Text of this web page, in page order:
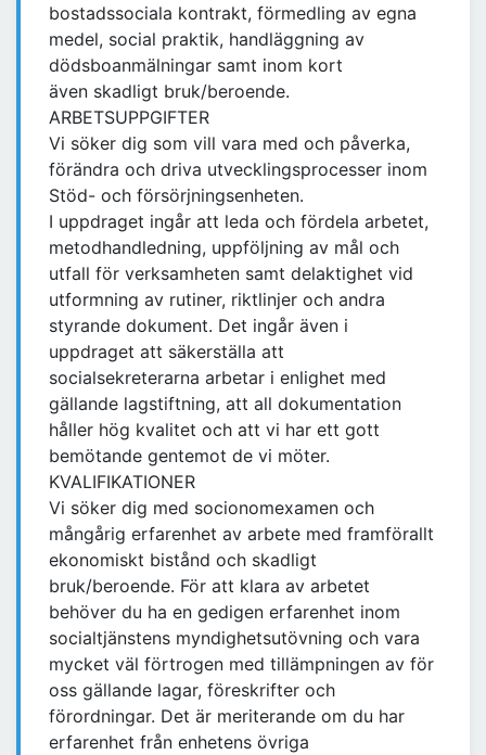
bostadssociala kontrakt, förmedling av egna
medel, social praktik, handläggning av
dödsboanmälningar samt inom kort
även skadligt bruk/beroende.
ARBETSUPPGIFTER
Vi söker dig som vill vara med och påverka,
förändra och driva utvecklingsprocesser inom
Stöd- och försörjningsenheten.
I uppdraget ingår att leda och fördela arbetet,
metodhandledning, uppföljning av mål och
utfall för verksamheten samt delaktighet vid
utformning av rutiner, riktlinjer och andra
styrande dokument. Det ingår även i
uppdraget att säkerställa att
socialsekreterarna arbetar i enlighet med
gällande lagstiftning, att all dokumentation
håller hög kvalitet och att vi har ett gott
bemötande gentemot de vi möter.
KVALIFIKATIONER
Vi söker dig med socionomexamen och
mångårig erfarenhet av arbete med framförallt
ekonomiskt bistånd och skadligt
bruk/beroende. För att klara av arbetet
behöver du ha en gedigen erfarenhet inom
socialtjänstens myndighetsutövning och vara
mycket väl förtrogen med tillämpningen av för
oss gällande lagar, föreskrifter och
förordningar. Det är meriterande om du har
erfarenhet från enhetens övriga